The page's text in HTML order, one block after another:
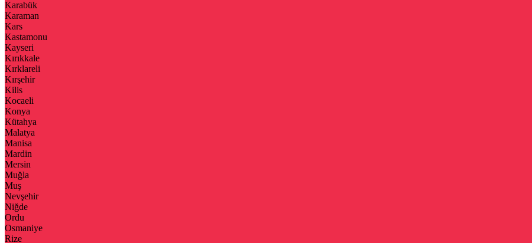
Karabük
Karaman
Kars
Kastamonu
Kayseri
Kırıkkale
Kırklareli
Kırşehir
Kilis
Kocaeli
Konya
Kütahya
Malatya
Manisa
Mardin
Mersin
Muğla
Muş
Nevşehir
Niğde
Ordu
Osmaniye
Rize